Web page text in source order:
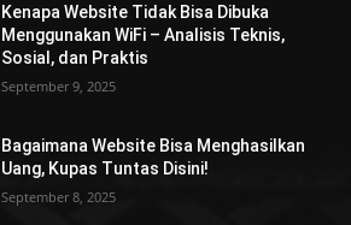
Kenapa Website Tidak Bisa Dibuka
Menggunakan WiFi – Analisis Teknis,
Sosial, dan Praktis
September 9, 2025
Bagaimana Website Bisa Menghasilkan
Uang, Kupas Tuntas Disini!
September 8, 2025